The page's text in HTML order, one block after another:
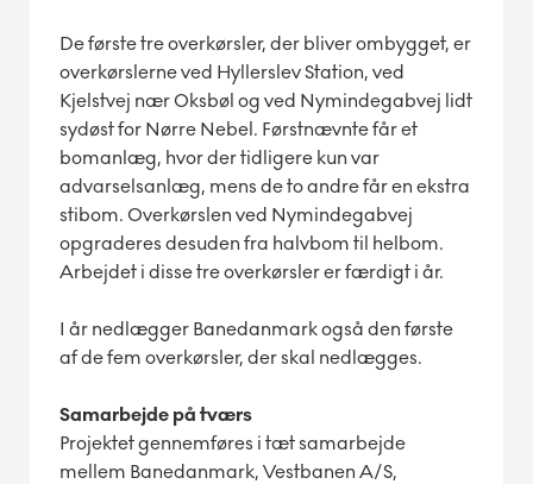
De første tre overkørsler, der bliver ombygget, er
overkørslerne ved Hyllerslev Station, ved
Kjelstvej nær Oksbøl og ved Nymindegabvej lidt
sydøst for Nørre Nebel. Førstnævnte får et
bomanlæg, hvor der tidligere kun var
advarselsanlæg, mens de to andre får en ekstra
stibom. Overkørslen ved Nymindegabvej
opgraderes desuden fra halvbom til helbom.
Arbejdet i disse tre overkørsler er færdigt i år.
I år nedlægger Banedanmark også den første
af de fem overkørsler, der skal nedlægges.
Samarbejde på tværs
Projektet gennemføres i tæt samarbejde
mellem Banedanmark, Vestbanen A/S,